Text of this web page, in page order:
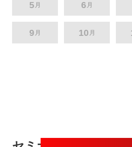
5 月 6 月
9 月 10 月